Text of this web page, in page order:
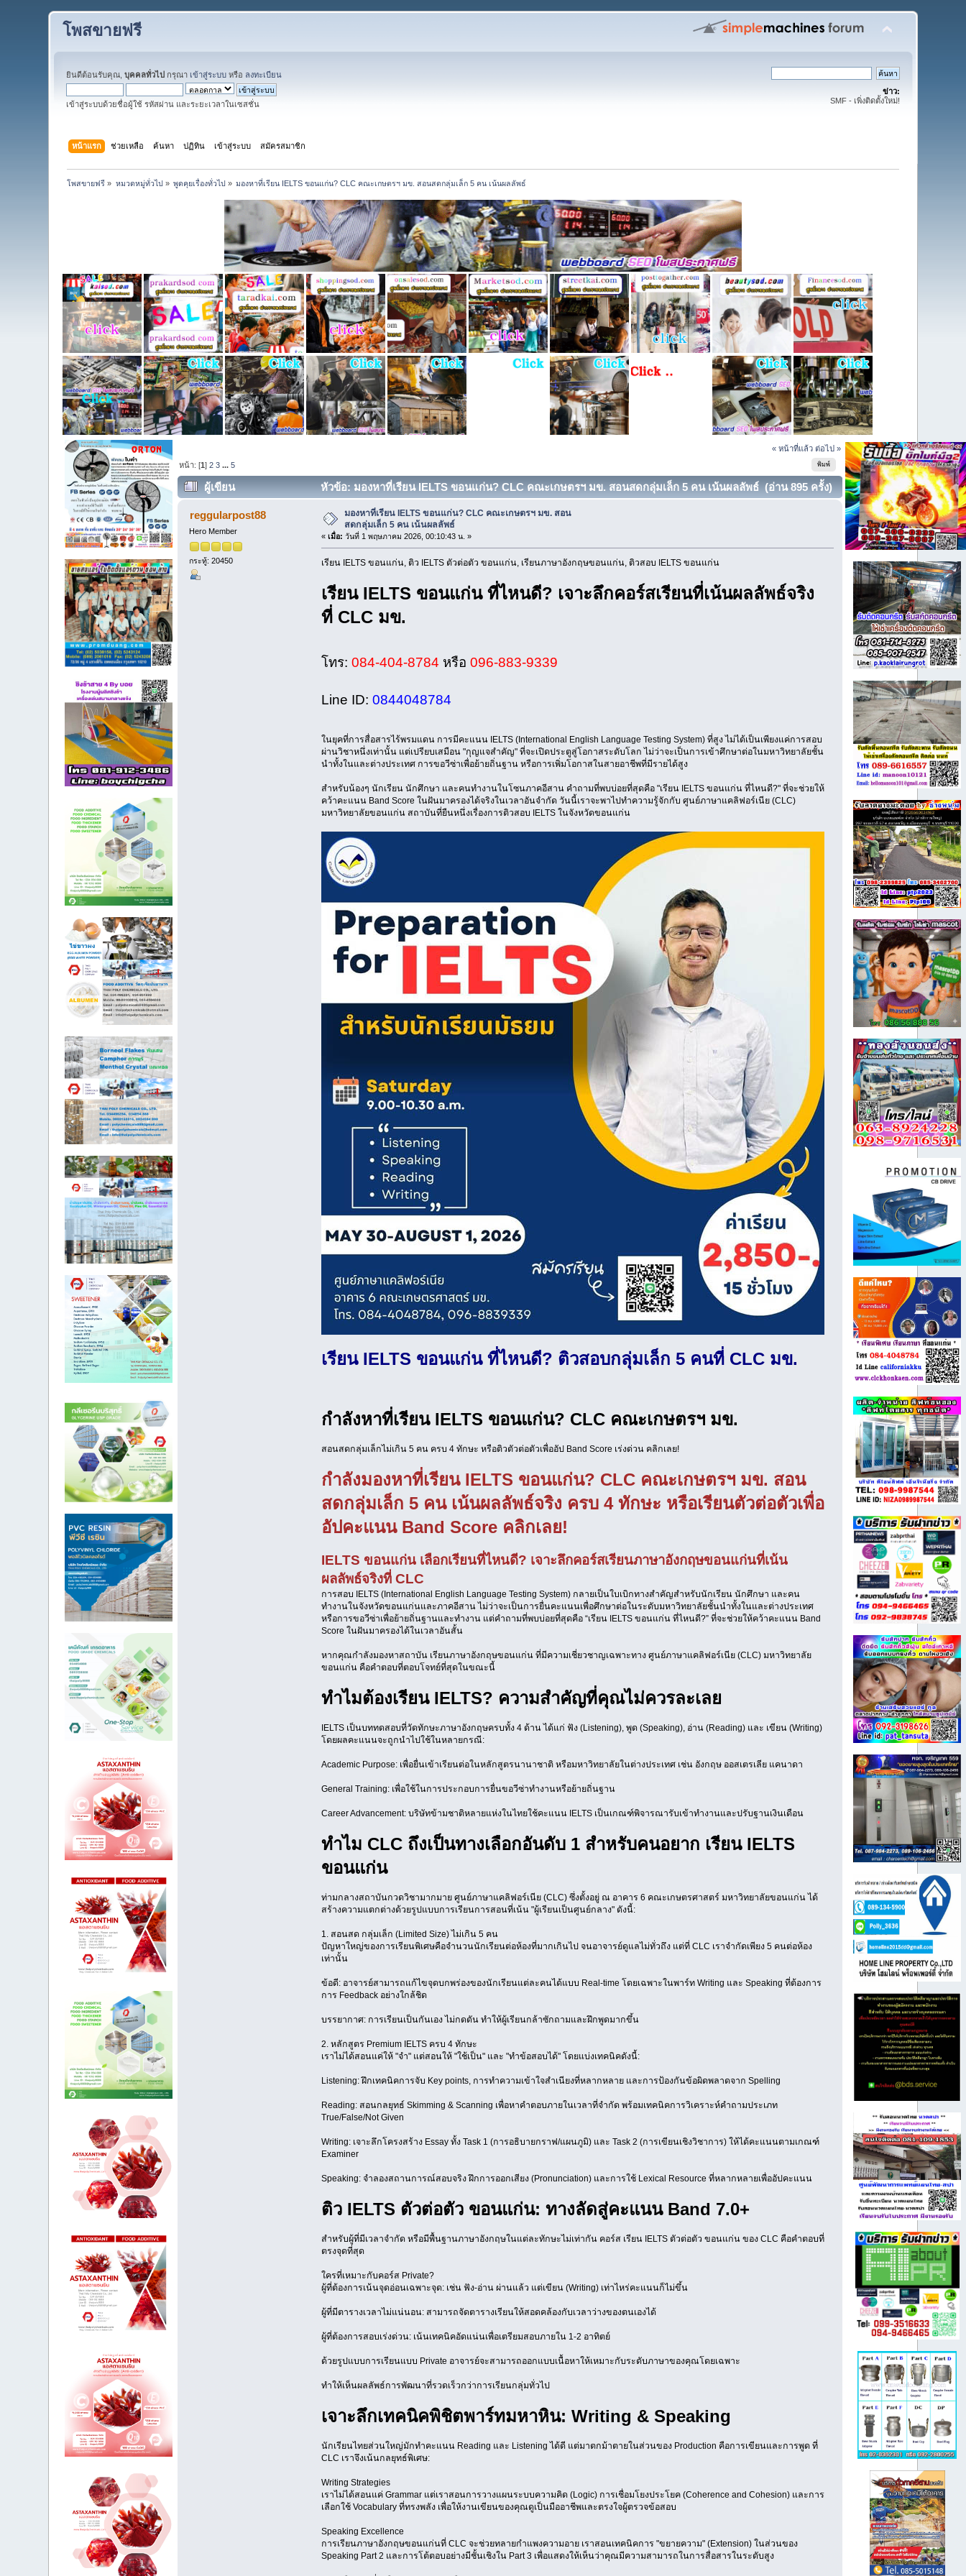
โพสขายฟรี
ยินดีต้อนรับคุณ,บุคคลทั่วไป กรุณา เข้าสู่ระบบ หรือ ลงทะเบียน
เข้าสู่ระบบด้วยชื่อผู้ใช้ รหัสผ่าน และระยะเวลาในเซสชั่น
ข่าว:
SMF - เพิ่งติดตั้งใหม่!
หน้าแรก ช่วยเหลือ ค้นหา ปฏิทิน เข้าสู่ระบบ สมัครสมาชิก
โพสขายฟรี » หมวดหมู่ทั่วไป» พูดคุยเรื่องทั่วไป » มองหาที่เรียน IELTS ขอนแก่น? CLC คณะเกษตรฯ มข. สอนสดกลุ่มเล็ก 5 คน เน้นผลลัพธ์
« หน้าที่แล้ว ต่อไป »
พิมพ์
หน้า: [1]2 3 ...5
ผู้เขียน หัวข้อ: มองหาที่เรียน IELTS ขอนแก่น? CLC คณะเกษตรฯ มข. สอนสดกลุ่มเล็ก 5 คน เน้นผลลัพธ์ (อ่าน 895 ครั้ง)
reggularpost88
Hero Member
กระทู้: 20450
มองหาที่เรียน IELTS ขอนแก่น? CLC คณะเกษตรฯ มข. สอน
สดกลุ่มเล็ก 5 คน เน้นผลลัพธ์
« เมื่อ: วันที่ 1 พฤษภาคม 2026, 00:10:43 น. »
เรียน IELTS ขอนแก่น, ติว IELTS ตัวต่อตัว ขอนแก่น, เรียนภาษาอังกฤษขอนแก่น, ติวสอบ IELTS ขอนแก่น
เรียน IELTS ขอนแก่น ที่ไหนดี? เจาะลึกคอร์สเรียนที่เน้นผลลัพธ์จริง
ที่ CLC มข.
โทร: 084-404-8784 หรือ 096-883-9339
Line ID: 0844048784
ในยุคที่การสื่อสารไร้พรมแดน การมีคะแนน IELTS (International English Language Testing System) ที่สูง ไม่ได้เป็นเพียงแค่การสอบ
ผ่านวิชาหนึ่งเท่านั้น แต่เปรียบเสมือน "กุญแจสำคัญ" ที่จะเปิดประตูสู่โอกาสระดับโลก ไม่ว่าจะเป็นการเข้าศึกษาต่อในมหาวิทยาลัยชั้น
นำทั้งในและต่างประเทศ การขอวีซ่าเพื่อย้ายถิ่นฐาน หรือการเพิ่มโอกาสในสายอาชีพที่มีรายได้สูง
สำหรับน้องๆ นักเรียน นักศึกษา และคนทำงานในโซนภาคอีสาน คำถามที่พบบ่อยที่สุดคือ "เรียน IELTS ขอนแก่น ที่ไหนดี?" ที่จะช่วยให้
คว้าคะแนน Band Score ในฝันมาครองได้จริงในเวลาอันจำกัด วันนี้เราจะพาไปทำความรู้จักกับ ศูนย์ภาษาแคลิฟอร์เนีย (CLC)
มหาวิทยาลัยขอนแก่น สถาบันที่ยืนหนึ่งเรื่องการติวสอบ IELTS ในจังหวัดขอนแก่น
เรียน IELTS ขอนแก่น ที่ไหนดี? ติวสอบกลุ่มเล็ก 5 คนที่ CLC มข.
กำลังหาที่เรียน IELTS ขอนแก่น? CLC คณะเกษตรฯ มข.
สอนสดกลุ่มเล็กไม่เกิน 5 คน ครบ 4 ทักษะ หรือติวตัวต่อตัวเพื่ออัป Band Score เร่งด่วน คลิกเลย!
กำลังมองหาที่เรียน IELTS ขอนแก่น? CLC คณะเกษตรฯ มข. สอน
สดกลุ่มเล็ก 5 คน เน้นผลลัพธ์จริง ครบ 4 ทักษะ หรือเรียนตัวต่อตัวเพื่อ
อัปคะแนน Band Score คลิกเลย!
IELTS ขอนแก่น เลือกเรียนที่ไหนดี? เจาะลึกคอร์สเรียนภาษาอังกฤษขอนแก่นที่เน้น
ผลลัพธ์จริงที่ CLC
การสอบ IELTS (International English Language Testing System) กลายเป็นใบเบิกทางสำคัญสำหรับนักเรียน นักศึกษา และคน
ทำงานในจังหวัดขอนแก่นและภาคอีสาน ไม่ว่าจะเป็นการยื่นคะแนนเพื่อศึกษาต่อในระดับมหาวิทยาลัยชั้นนำทั้งในและต่างประเทศ
หรือการขอวีซ่าเพื่อย้ายถิ่นฐานและทำงาน แต่คำถามที่พบบ่อยที่สุดคือ “เรียน IELTS ขอนแก่น ที่ไหนดี?” ที่จะช่วยให้คว้าคะแนน Band
Score ในฝันมาครองได้ในเวลาอันสั้น
หากคุณกำลังมองหาสถาบัน เรียนภาษาอังกฤษขอนแก่น ที่มีความเชี่ยวชาญเฉพาะทาง ศูนย์ภาษาแคลิฟอร์เนีย (CLC) มหาวิทยาลัย
ขอนแก่น คือคำตอบที่ตอบโจทย์ที่สุดในขณะนี้
ทำไมต้องเรียน IELTS? ความสำคัญที่คุณไม่ควรละเลย
IELTS เป็นบททดสอบที่วัดทักษะภาษาอังกฤษครบทั้ง 4 ด้าน ได้แก่ ฟัง (Listening), พูด (Speaking), อ่าน (Reading) และ เขียน (Writing)
โดยผลคะแนนจะถูกนำไปใช้ในหลายกรณี:
Academic Purpose: เพื่อยื่นเข้าเรียนต่อในหลักสูตรนานาชาติ หรือมหาวิทยาลัยในต่างประเทศ เช่น อังกฤษ ออสเตรเลีย แคนาดา
General Training: เพื่อใช้ในการประกอบการยื่นขอวีซ่าทำงานหรือย้ายถิ่นฐาน
Career Advancement: บริษัทข้ามชาติหลายแห่งในไทยใช้คะแนน IELTS เป็นเกณฑ์พิจารณารับเข้าทำงานและปรับฐานเงินเดือน
ทำไม CLC ถึงเป็นทางเลือกอันดับ 1 สำหรับคนอยาก เรียน IELTS
ขอนแก่น
ท่ามกลางสถาบันกวดวิชามากมาย ศูนย์ภาษาแคลิฟอร์เนีย (CLC) ซึ่งตั้งอยู่ ณ อาคาร 6 คณะเกษตรศาสตร์ มหาวิทยาลัยขอนแก่น ได้
สร้างความแตกต่างด้วยรูปแบบการเรียนการสอนที่เน้น "ผู้เรียนเป็นศูนย์กลาง" ดังนี้:
1. สอนสด กลุ่มเล็ก (Limited Size) ไม่เกิน 5 คน
ปัญหาใหญ่ของการเรียนพิเศษคือจำนวนนักเรียนต่อห้องที่มากเกินไป จนอาจารย์ดูแลไม่ทั่วถึง แต่ที่ CLC เราจำกัดเพียง 5 คนต่อห้อง
เท่านั้น
ข้อดี: อาจารย์สามารถแก้ไขจุดบกพร่องของนักเรียนแต่ละคนได้แบบ Real-time โดยเฉพาะในพาร์ท Writing และ Speaking ที่ต้องการ
การ Feedback อย่างใกล้ชิด
บรรยากาศ: การเรียนเป็นกันเอง ไม่กดดัน ทำให้ผู้เรียนกล้าซักถามและฝึกพูดมากขึ้น
2. หลักสูตร Premium IELTS ครบ 4 ทักษะ
เราไม่ได้สอนแค่ให้ "จำ" แต่สอนให้ "ใช้เป็น" และ "ทำข้อสอบได้" โดยแบ่งเทคนิคดังนี้:
Listening: ฝึกเทคนิคการจับ Key points, การทำความเข้าใจสำเนียงที่หลากหลาย และการป้องกันข้อผิดพลาดจาก Spelling
Reading: สอนกลยุทธ์ Skimming & Scanning เพื่อหาคำตอบภายในเวลาที่จำกัด พร้อมเทคนิคการวิเคราะห์คำถามประเภท
True/False/Not Given
Writing: เจาะลึกโครงสร้าง Essay ทั้ง Task 1 (การอธิบายกราฟ/แผนภูมิ) และ Task 2 (การเขียนเชิงวิชาการ) ให้ได้คะแนนตามเกณฑ์
Examiner
Speaking: จำลองสถานการณ์สอบจริง ฝึกการออกเสียง (Pronunciation) และการใช้ Lexical Resource ที่หลากหลายเพื่ออัปคะแนน
ติว IELTS ตัวต่อตัว ขอนแก่น: ทางลัดสู่คะแนน Band 7.0+
สำหรับผู้ที่มีเวลาจำกัด หรือมีพื้นฐานภาษาอังกฤษในแต่ละทักษะไม่เท่ากัน คอร์ส เรียน IELTS ตัวต่อตัว ขอนแก่น ของ CLC คือคำตอบที่
ตรงจุดที่สุด
ใครที่เหมาะกับคอร์ส Private?
ผู้ที่ต้องการเน้นจุดอ่อนเฉพาะจุด: เช่น ฟัง-อ่าน ผ่านแล้ว แต่เขียน (Writing) เท่าไหร่คะแนนก็ไม่ขึ้น
ผู้ที่มีตารางเวลาไม่แน่นอน: สามารถจัดตารางเรียนให้สอดคล้องกับเวลาว่างของตนเองได้
ผู้ที่ต้องการสอบเร่งด่วน: เน้นเทคนิคอัดแน่นเพื่อเตรียมสอบภายใน 1-2 อาทิตย์
ด้วยรูปแบบการเรียนแบบ Private อาจารย์จะสามารถออกแบบเนื้อหาให้เหมาะกับระดับภาษาของคุณโดยเฉพาะ
ทำให้เห็นผลลัพธ์การพัฒนาที่รวดเร็วกว่าการเรียนกลุ่มทั่วไป
เจาะลึกเทคนิคพิชิตพาร์ทมหาหิน: Writing & Speaking
นักเรียนไทยส่วนใหญ่มักทำคะแนน Reading และ Listening ได้ดี แต่มาตกม้าตายในส่วนของ Production คือการเขียนและการพูด ที่
CLC เราจึงเน้นกลยุทธ์พิเศษ:
Writing Strategies
เราไม่ได้สอนแค่ Grammar แต่เราสอนการวางแผนระบบความคิด (Logic) การเชื่อมโยงประโยค (Coherence and Cohesion) และการ
เลือกใช้ Vocabulary ที่ทรงพลัง เพื่อให้งานเขียนของคุณดูเป็นมืออาชีพและตรงใจผู้ตรวจข้อสอบ
Speaking Excellence
การเรียนภาษาอังกฤษขอนแก่นที่ CLC จะช่วยทลายกำแพงความอาย เราสอนเทคนิคการ "ขยายความ" (Extension) ในส่วนของ
Speaking Part 2 และการโต้ตอบอย่างมีชั้นเชิงใน Part 3 เพื่อแสดงให้เห็นว่าคุณมีความสามารถในการสื่อสารในระดับสูง